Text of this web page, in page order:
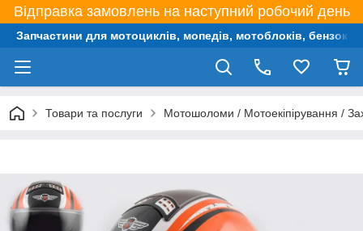
Відправка замовлень на наступний робочий день
Запчастини для мотоциклів, мопедів, мотоблоків,
Товари та послуги Мотошоломи / Мотоекіпірування /